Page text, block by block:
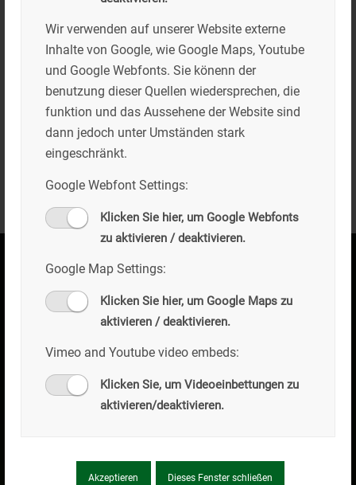
Wir verwenden auf unserer Website externe
Inhalte von Google, wie Google Maps, Youtube
und Google Webfonts. Sie könenn der
benutzung dieser Quellen wiedersprechen, die
funktion und das Aussehene der Website sind
dann jedoch unter Umständen stark
eingeschränkt.
Google Webfont Settings:
Klicken Sie hier, um Google Webfonts
zu aktivieren / deaktivieren.
Google Map Settings:
Klicken Sie hier, um Google Maps zu
aktivieren / deaktivieren.
Vimeo and Youtube video embeds:
Klicken Sie, um Videoeinbettungen zu
aktivieren/deaktivieren.
Akzeptieren Dieses Fenster schließen
Wohnungen am Kogelweg, Bad Tölz“
Beide Kinder des Firmeninhabers sind nun
nach fundierter Ausbildung ins
Unternehmen eingetreten und sichern den
Fortbestand des Familienbetriebs in die
nächste Generation.
Sie haben noch Fragen?
Name*